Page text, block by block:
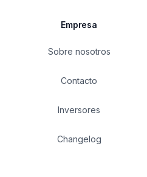
Empresa
Sobre nosotros
Contacto
Inversores
Changelog